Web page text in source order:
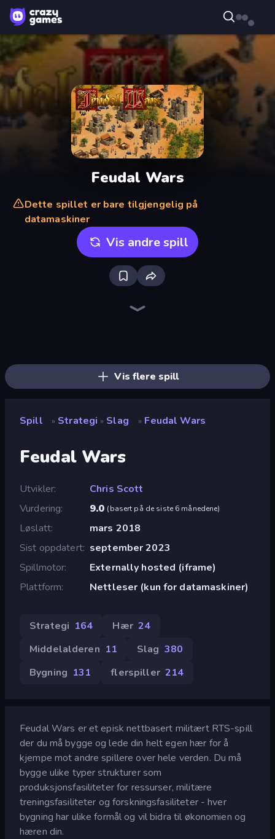
Feudal Wars
Dette spillet er bare tilgjengelig på
datamaskiner
Vis andre spill
Vis flere spill
Spill » Strategi » Slag » Feudal Wars
Feudal Wars
Utvikler
Chris Scott
Vurdering
9.0 (basert på de siste 6 månedene)
Løslatt
mars 2018
Sist oppdatert september 2023
Spillmotor
Externally hosted (iframe)
Plattform
Nettleser (kun for datamaskiner)
Strategi 164 Hær 24
Middelalderen 11 Slag 380
Bygning 131 flerspiller 214
Feudal Wars er et episk nettbasert militært RTS-spill
der du må bygge og lede din helt egen hær for å
kjempe mot andre spillere over hele verden. Du må
bygge ulike typer strukturer som
produksjonsfasiliteter for ressurser, militære
treningsfasiliteter og forskningsfasiliteter - hver
bygning har ulike formål og vil bidra til økonomien og
hæren din.